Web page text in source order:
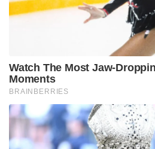
Watch The Most
Moments
BRAINBERRIES